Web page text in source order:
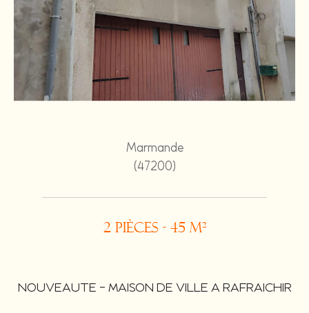
Marmande
(47200)
2 pièces - 45 m²
NOUVEAUTE - MAISON DE VILLE A RAFRAICHIR